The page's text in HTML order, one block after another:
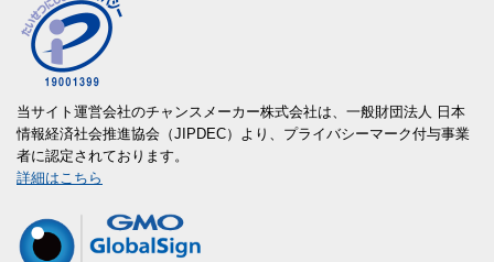
当サイト運営会社のチャンスメーカー株式会社は、一般財団法人 日本
情報経済社会推進協会（JIPDEC）より、プライバシーマーク付与事業
者に認定されております。
詳細はこちら